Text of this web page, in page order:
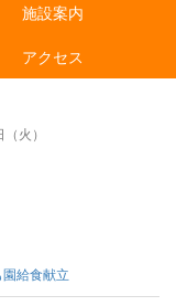
施設案内
アクセス
火）
給食献立